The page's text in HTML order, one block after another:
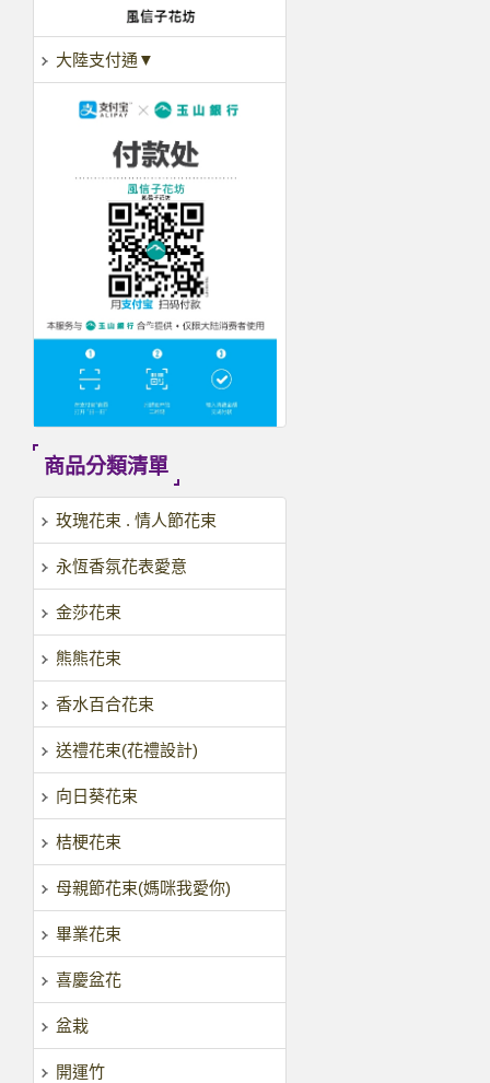
大陸支付通▼
商品分類清單
玫瑰花束 . 情人節花束
永恆香氛花表愛意
金莎花束
熊熊花束
香水百合花束
送禮花束(花禮設計)
向日葵花束
桔梗花束
母親節花束(媽咪我愛你)
畢業花束
喜慶盆花
盆栽
開運竹